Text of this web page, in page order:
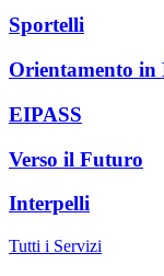
Sportelli
Orientamento in
EIPASS
Verso il Futuro
Interpelli
Tutti i Servizi